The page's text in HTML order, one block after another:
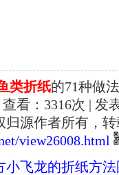
类折纸的71种做
查看： 3316次 | 发
源作者所有，
view26008.html
小飞龙的折纸方